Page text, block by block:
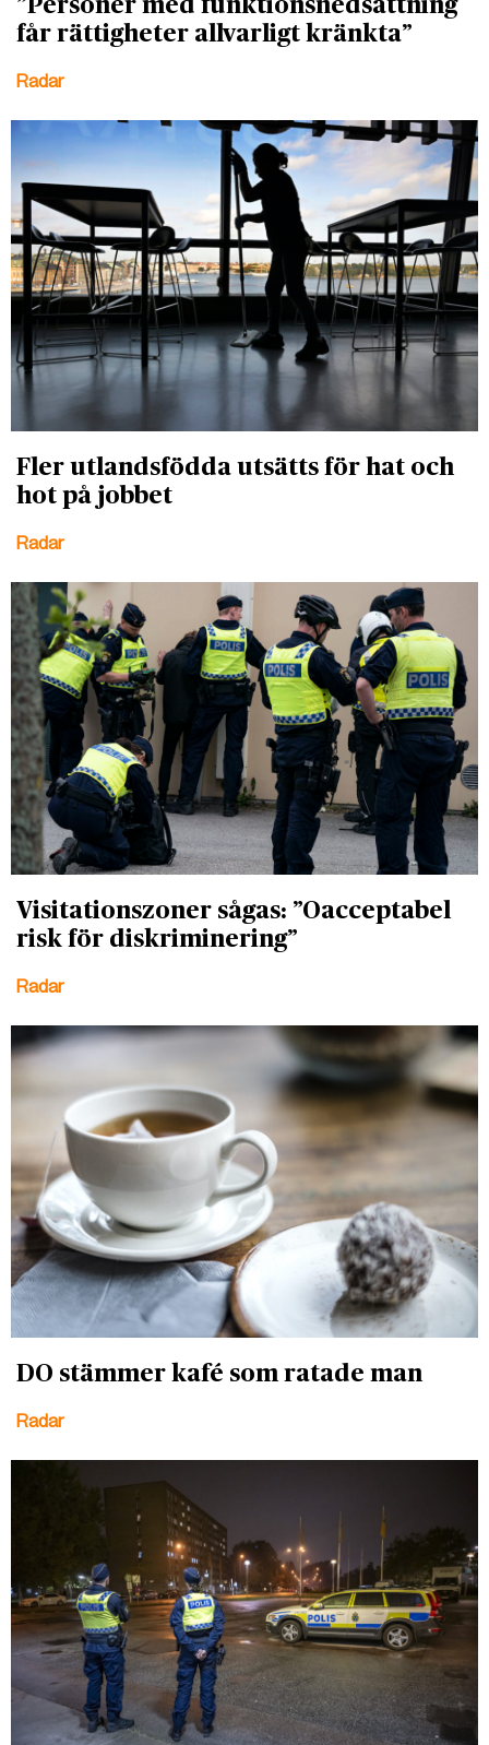
”Personer med funktionsnedsättning
får rättigheter allvarligt kränkta”
Radar
Fler utlandsfödda utsätts för hat och
hot på jobbet
Radar
Visitationszoner sågas: ”Oacceptabel
risk för diskriminering”
Radar
DO stämmer kafé som ratade man
Radar